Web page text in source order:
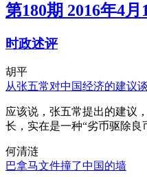
第180期 2016年4月
时政述评
胡平
从张五常对中国经济的建议
应该说，张五常提出的建议
长，实在是一种“劣币驱除良
何清涟
巴拿马文件撞了中国的墙